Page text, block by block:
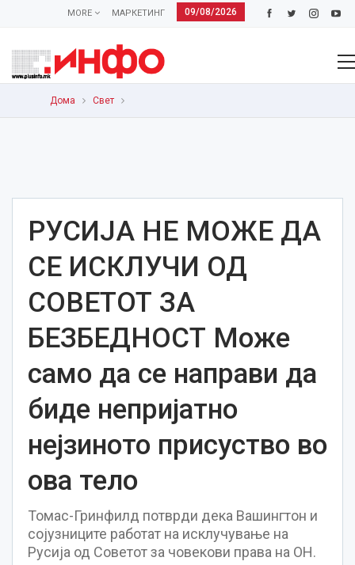
09/08/2026
МАРКЕТИНГ
MORE
Дома Свет
РУСИЈА НЕ МОЖЕ ДА
СЕ ИСКЛУЧИ ОД
СОВЕТОТ ЗА
БЕЗБЕДНОСТ Може
само да се направи да
биде непријатно
нејзиното присуство во
ова тело
Томас-Гринфилд потврди дека Вашингтон и
сојузниците работат на исклучување на
Русија од Советот за човекови права на ОН.